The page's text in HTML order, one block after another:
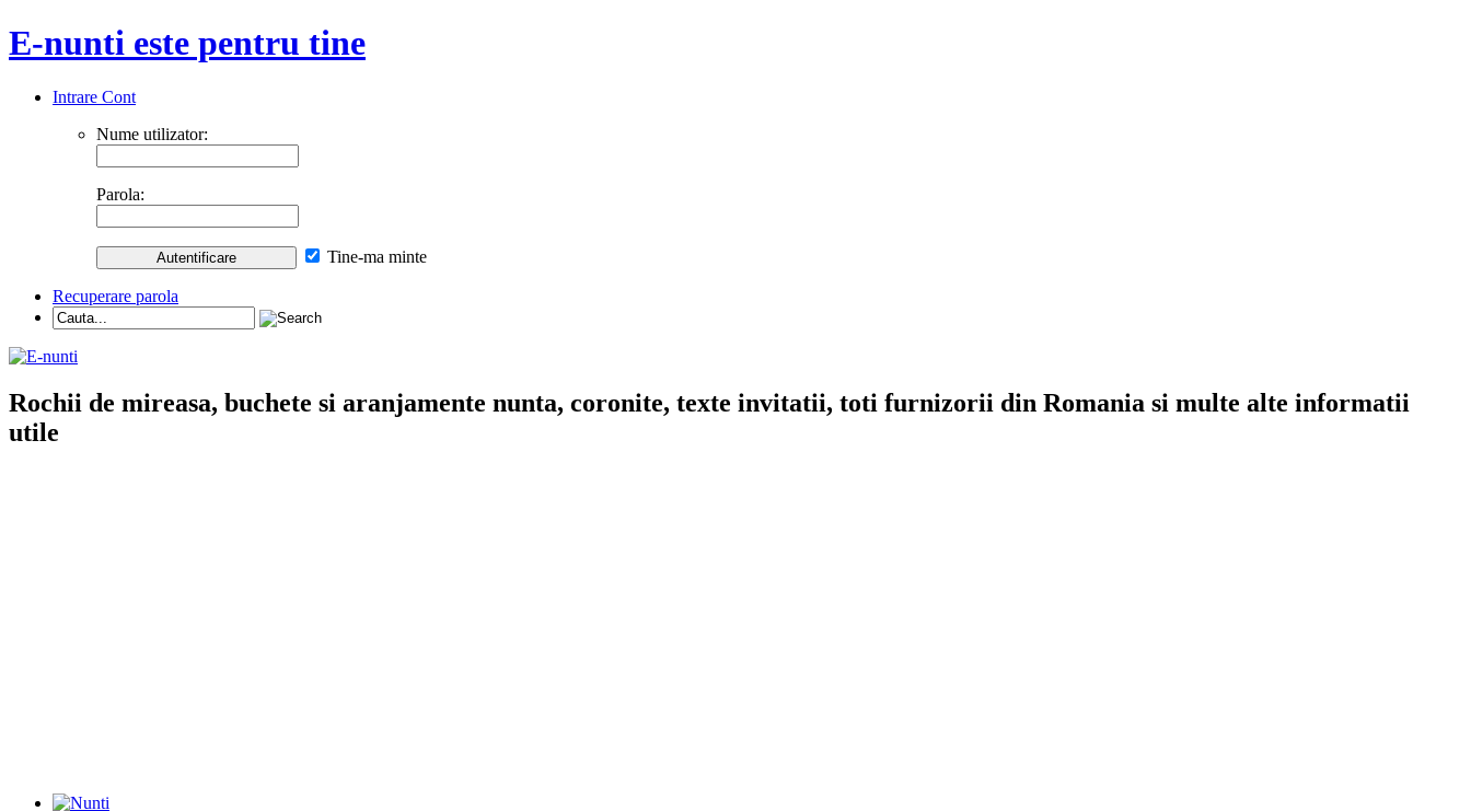
E-nunti este pentru tine
Intrare Cont
Nume utilizator:
Parola:
Tine-ma minte
Recuperare parola
Rochii de mireasa, buchete si aranjamente nunta, coronite, texte invitatii, toti furnizorii din Romania si multe alte informatii
utile